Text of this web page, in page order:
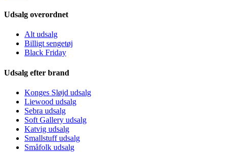
Udsalg overordnet
Alt udsalg
Billigt sengetøj
Black Friday
Udsalg efter brand
Konges Sløjd udsalg
Liewood udsalg
Sebra udsalg
Soft Gallery udsalg
Katvig udsalg
Smallstuff udsalg
Småfolk udsalg